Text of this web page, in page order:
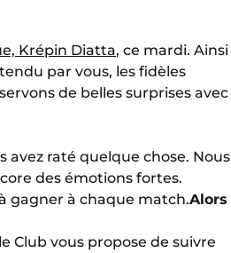
Krépin Diatta, ce mardi. Ainsi
par vous, les fidèles
de belles surprises avec
avez raté quelque chose. Nous
des émotions fortes.
gagner à chaque match.Alors
Club vous propose de suivre